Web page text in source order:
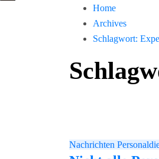
Home
Archives
Schlagwort:
Nachrichten